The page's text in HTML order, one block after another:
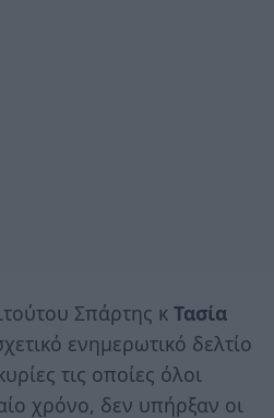
Σπάρτης κ Τασία
ενημερωτικό δελτίο
τις οποίες όλοι
χρόνο, δεν υπήρξαν οι